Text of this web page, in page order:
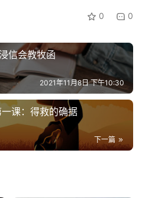
0 0
信会教牧函
2021年11月8日 下午10:30
课：得救的确据
下一篇